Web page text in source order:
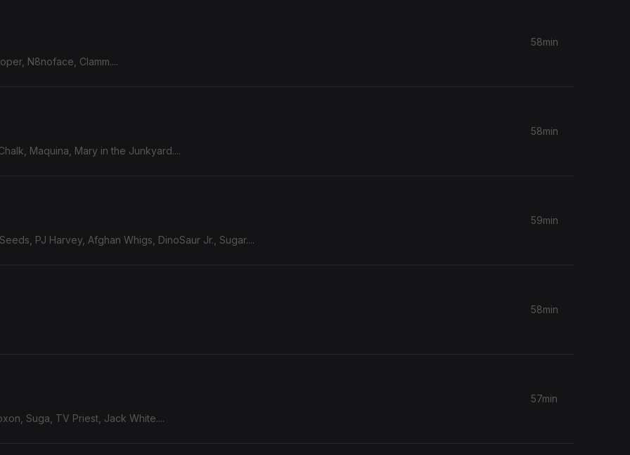
N8noface, Clamm....
58min
Maquina, Mary in the Junkyard....
58min
The Bad Seeds, PJ Harvey, Afghan Whigs, DinoSaur Jr., Sugar....
59min
58min
Suga, TV Priest, Jack White....
57min